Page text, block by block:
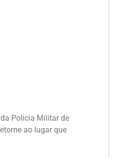
Policia Militar de
ao lugar que